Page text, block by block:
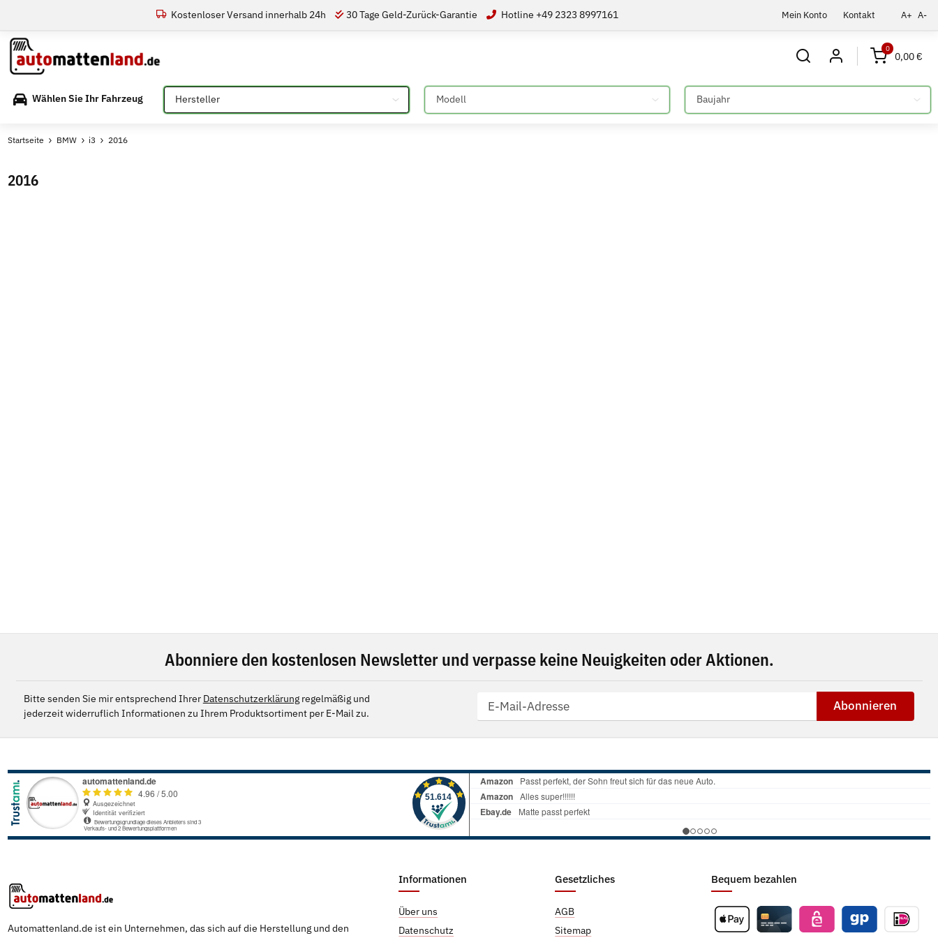
Mein Konto Kontakt A+ A-
Kostenloser Versand innerhalb 24h 30 Tage Geld-Zurück-Garantie Hotline +49 2323 8997161
0
0,00 €
Wählen Sie Ihr Fahrzeug Bitte auswählen Bitte auswählen Bitte auswählen
Startseite BMW i3 2016
2016
Abonniere den kostenlosen Newsletter und verpasse keine Neuigkeiten oder Aktionen.
Bitte senden Sie mir entsprechend Ihrer Datenschutzerklärungregelmäßig und
jederzeit widerruflich Informationen zu Ihrem Produktsortiment per E-Mail zu.
Abonnieren
Automattenland.de ist ein Unternehmen, das sich auf die Herstellung und den
Informationen
Über uns
Datenschutz
Gesetzliches
AGB
Sitemap
Bequem bezahlen